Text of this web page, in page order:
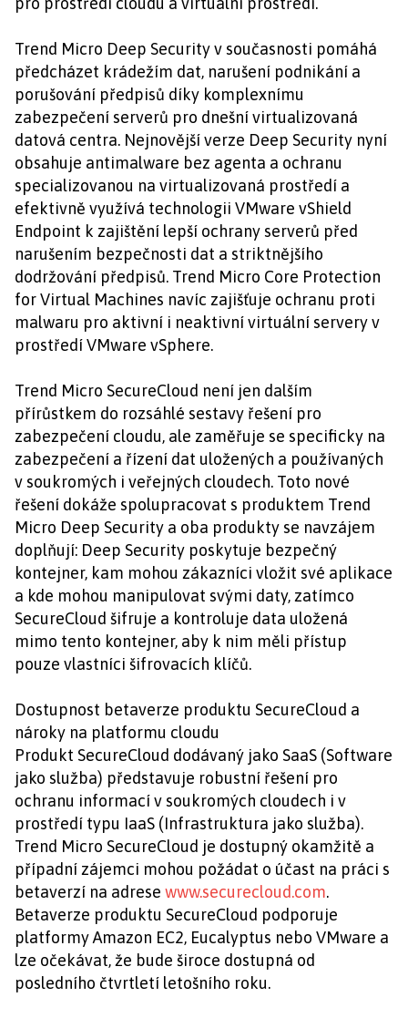
Trend Micro Deep Security v současnosti pomáhá
předcházet krádežím dat, narušení podnikání a
porušování předpisů díky komplexnímu
zabezpečení serverů pro dnešní virtualizovaná
datová centra. Nejnovější verze Deep Security nyní
obsahuje antimalware bez agenta a ochranu
specializovanou na virtualizovaná prostředí a
efektivně využívá technologii VMware vShield
Endpoint k zajištění lepší ochrany serverů před
narušením bezpečnosti dat a striktnějšího
dodržování předpisů. Trend Micro Core Protection
for Virtual Machines navíc zajišťuje ochranu proti
malwaru pro aktivní i neaktivní virtuální servery v
prostředí VMware vSphere.
Trend Micro SecureCloud není jen dalším
přírůstkem do rozsáhlé sestavy řešení pro
zabezpečení cloudu, ale zaměřuje se specificky na
zabezpečení a řízení dat uložených a používaných
v soukromých i veřejných cloudech. Toto nové
řešení dokáže spolupracovat s produktem Trend
Micro Deep Security a oba produkty se navzájem
doplňují: Deep Security poskytuje bezpečný
kontejner, kam mohou zákazníci vložit své aplikace
a kde mohou manipulovat svými daty, zatímco
SecureCloud šifruje a kontroluje data uložená
mimo tento kontejner, aby k nim měli přístup
pouze vlastníci šifrovacích klíčů.
Dostupnost betaverze produktu SecureCloud a
nároky na platformu cloudu
Produkt SecureCloud dodávaný jako SaaS (Software
jako služba) představuje robustní řešení pro
ochranu informací v soukromých cloudech i v
prostředí typu IaaS (Infrastruktura jako služba).
Trend Micro SecureCloud je dostupný okamžitě a
případní zájemci mohou požádat o účast na práci s
betaverzí na adrese www.securecloud.com.
Betaverze produktu SecureCloud podporuje
platformy Amazon EC2, Eucalyptus nebo VMware a
lze očekávat, že bude široce dostupná od
posledního čtvrtletí letošního roku.